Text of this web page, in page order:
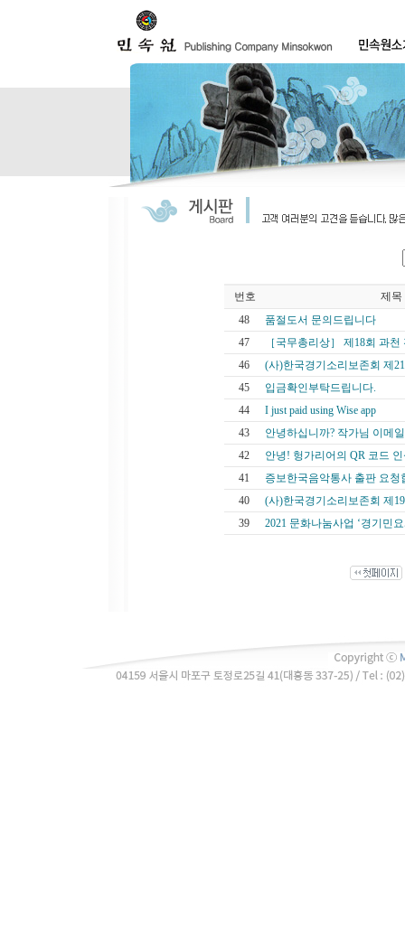
번호
제목
48
품절도서 문의드립니다
47
［국무총리상］ 제18회 과천
46
(사)한국경기소리보존회 제
45
입금확인부탁드립니다.
44
I just paid using Wise app
43
안녕하십니까? 작가님 이메
42
안녕! 헝가리어의 QR 코드
41
증보한국음악통사 출판 요청
40
(사)한국경기소리보존회 제
39
2021 문화나눔사업 ‘경기민